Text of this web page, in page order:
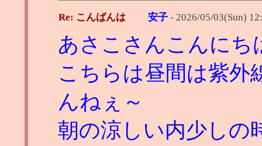
Re: こんばんは 安子 - 2026/05/03(Sun)
あさこさんこんにち
こちらは昼間は紫外
んねぇ～
朝の涼しい内少しの